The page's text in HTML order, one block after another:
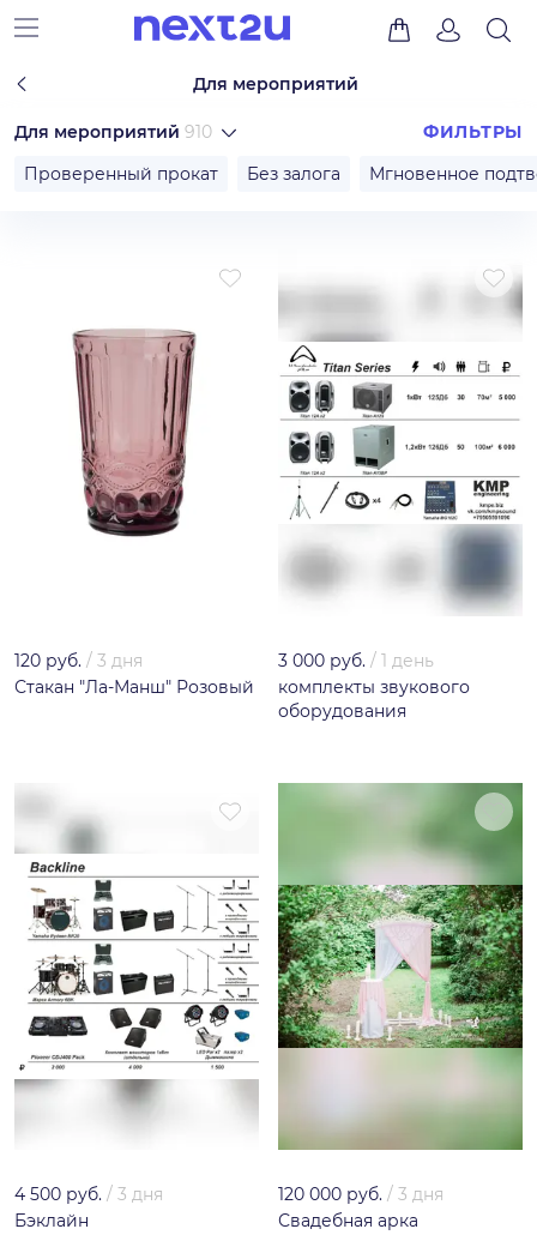
Для мероприятий
Для мероприятий 910
ФИЛЬТРЫ
Проверенный прокат
Без залога Мгновенное
120 руб. / 3 дня
Стакан "Ла-Манш" Розовый
3 000 руб. / 1 день
комплекты звукового
оборудования
4 500 руб. / 3 дня
Бэклайн
120 000 руб. / 3 дня
Свадебная арка